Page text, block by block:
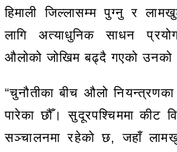
हिमाली जिल्लासम्म पुग्नु र
लागि अत्याधुनिक साधन
औलोको जोखिम बढ्दै गएको उनको
“चुनौतीका बीच औलो
पारेका छौँ। सुदूरपश्चिममा कीट
सञ्चालनमा रहेको छ, जहाँ